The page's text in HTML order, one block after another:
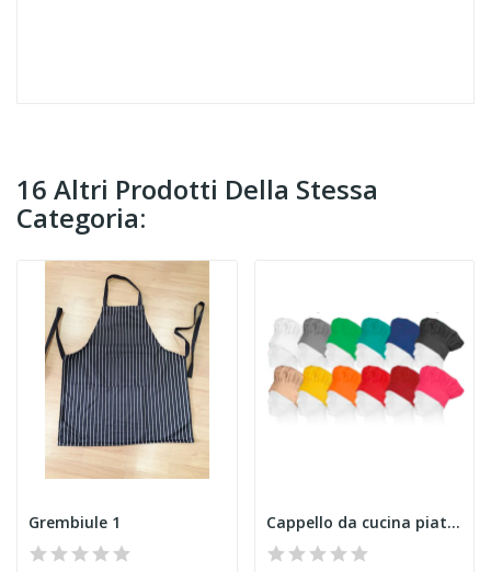
16 Altri Prodotti Della Stessa
Categoria:
Grembiule 1 Cappello da cucina piatto